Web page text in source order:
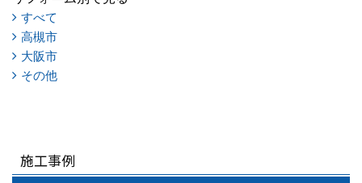
すべて
高槻市
大阪市
その他
施工事例